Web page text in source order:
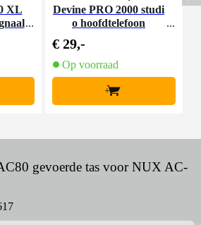
XL
Devine PRO 2000 studi
o hoofdtelefoon
€ 29,-
Op voorraad
+
gevoerde tas voor NUX AC-